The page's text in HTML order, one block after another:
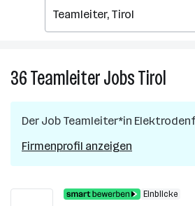
36TeamleiterJobsTirol
in
Der Job Teamleiter*in
Firmenprofil anzeigen
Einblicke